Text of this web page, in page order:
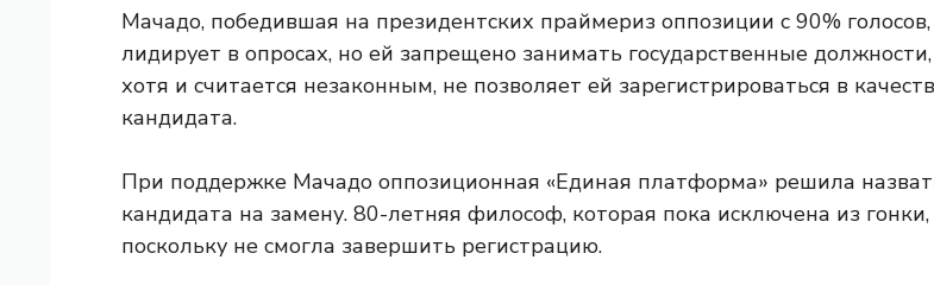
Мачадо, победившая на президентских праймериз оппозиции с 90% голосов,
лидирует в опросах, но ей запрещено занимать государственные должности,
хотя и считается незаконным, не позволяет ей зарегистрироваться в
кандидата.
При поддержке Мачадо оппозиционная «Единая платформа» решила
кандидата на замену. 80-летняя философ, которая пока исключена из гонки,
поскольку не смогла завершить регистрацию.